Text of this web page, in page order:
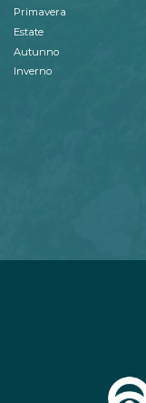
Primavera
Estate
Autunno
Inverno